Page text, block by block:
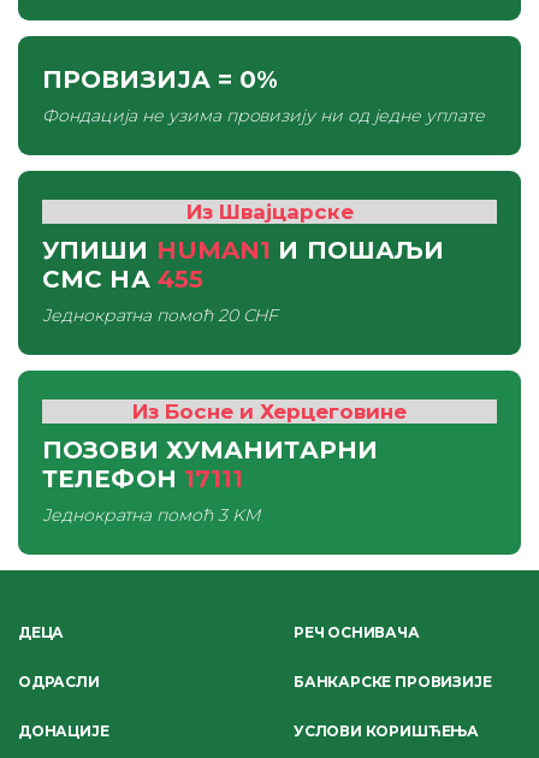
ПРОВИЗИЈА = 0%
Фондација не узима провизију ни од једне уплате
Из Швајцарске
УПИШИ HUMAN1 И ПОШАЉИ
СМС НА 455
Једнократна помоћ20 CHF
Из Босне и Херцеговине
ПОЗОВИ ХУМАНИТАРНИ
ТЕЛЕФОН 17111
Једнократна помоћ3 KM
ДЕЦА
ОДРАСЛИ
ДОНАЦИЈЕ
РЕЧ ОСНИВАЧА
БАНКАРСКЕ ПРОВИЗИЈЕ
УСЛОВИ КОРИШЋЕЊА